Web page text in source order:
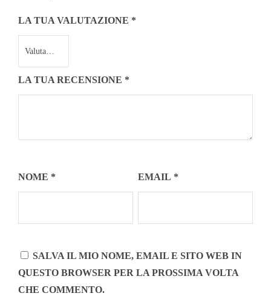
LA TUA VALUTAZIONE *
LA TUA RECENSIONE *
NOME * EMAIL *
SALVA IL MIO NOME, EMAIL E SITO WEB IN
QUESTO BROWSER PER LA PROSSIMA VOLTA
CHE COMMENTO.